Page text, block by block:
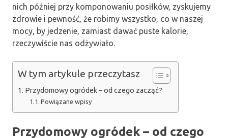
nich później przy komponowaniu posiłków, zyskujemy
zdrowie i pewność, że robimy wszystko, co w naszej
mocy, by jedzenie, zamiast dawać puste kalorie,
rzeczywiście nas odżywiało.
W tym artykule przeczytasz
Przydomowy ogródek – od czego zacząć?
Powiązane wpisy
Przydomowy ogródek – od czego